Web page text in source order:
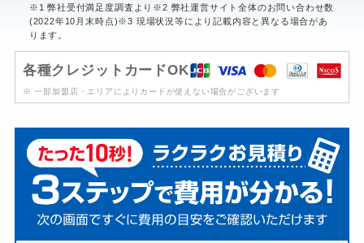
※1 弊社受付満足度調査より※2 弊社運営サイト全体のお問い合わせ数
(2022年10月末時点)※3 現場状況等により記載内容と異なる場合があ
ります。
各種クレジットカードOK
※ 一部加盟店・エリアによりカードが使えない場合がございます